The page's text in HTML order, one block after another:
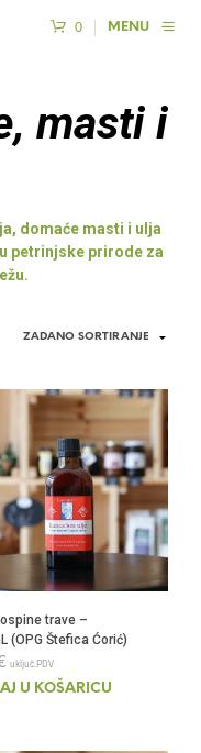
0 MENU
masti i
domaće masti i ulja
petrinjske prirode za
trave –
(OPG Štefica Ćorić)
uključ.PDV
U KOŠARICU